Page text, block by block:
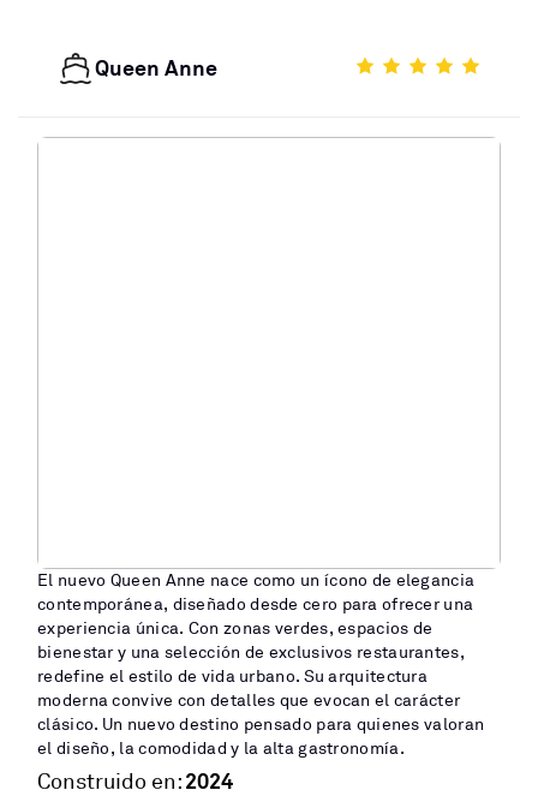
Queen Anne
El nuevo Queen Anne nace como un ícono de elegancia
contemporánea, diseñado desde cero para ofrecer una
experiencia única. Con zonas verdes, espacios de
bienestar y una selección de exclusivos restaurantes,
redefine el estilo de vida urbano. Su arquitectura
moderna convive con detalles que evocan el carácter
clásico. Un nuevo destino pensado para quienes valoran
el diseño, la comodidad y la alta gastronomía.
Construido en:2024